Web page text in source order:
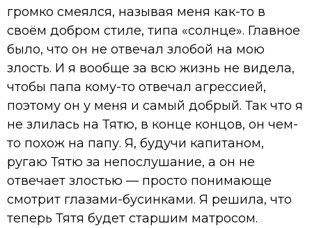
громко смеялся, называя меня как-то в
своём добром стиле, типа «солнце». Главное
было, что он не отвечал злобой на мою
злость. И я вообще за всю жизнь не видела,
чтобы папа кому-то отвечал агрессией,
поэтому он у меня и самый добрый. Так что я
не злилась на Тятю, в конце концов, он чем-
то похож на папу. Я, будучи капитаном,
ругаю Тятю за непослушание, а он не
отвечает злостью — просто понимающе
смотрит глазами-бусинками. Я решила, что
теперь Тятя будет старшим матросом.